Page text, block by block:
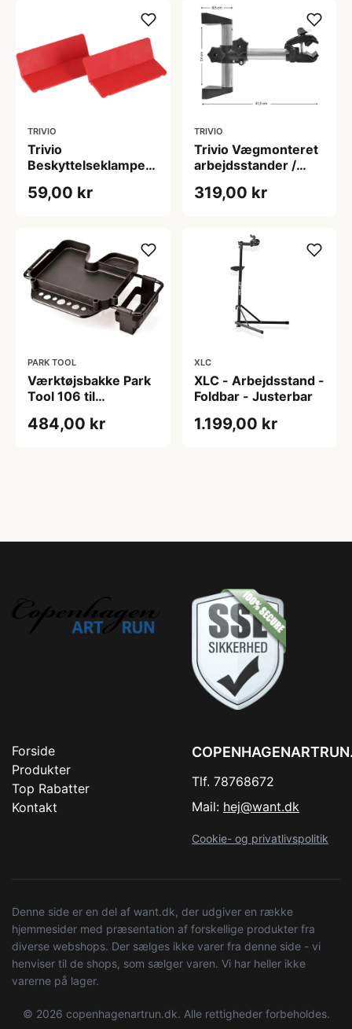
TRIVIO
Trivio
Beskyttelseklampe
arbejdsstand
59,00 kr
TRIVIO
Trivio Vægmonteret
arbejdsstander /
043
319,00 kr
PARK TOOL
Værktøjsbakke Park
Tool 106 til
484,00 kr
XLC
XLC - Arbejdsstand -
Foldbar - Justerbar
1.199,00 kr
Forside
Produkter
Top Rabatter
Kontakt
Tlf. 78768672
Mail: hej@want.dk
Cookie- og privatlivspolitik
Denne side er en del af want.dk, der udgiver en række
hjemmesider med præsentation af forskellige produkter fra
diverse webshops. Der sælges ikke varer fra denne side - vi
henviser til de shops, som sælger varen. Vi har heller ikke
varerne på lager.
© 2026 copenhagenartrun.dk. Alle rettigheder forbeholdes.